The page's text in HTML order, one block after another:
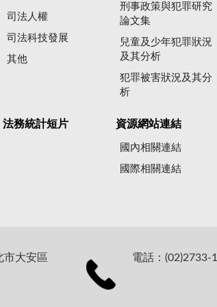
司法人權
司法科技發展
其他
刑事政策與犯罪研究
論文集
兒童及少年犯罪狀況
及其分析
犯罪被害狀況及其分
析
法務統計短片 資源網站連結
國內相關連結
國際相關連結
市大安區
電話：(02)2733-